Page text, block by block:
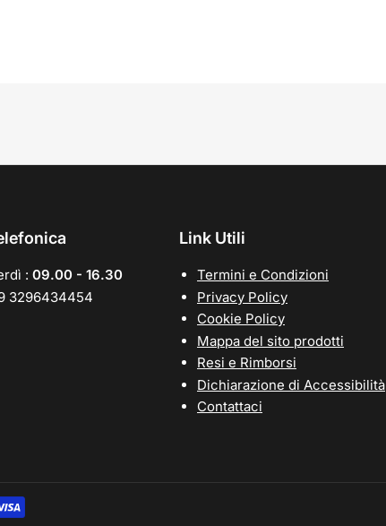
: 09.00 - 16.30
3296434454
Link Utili
Termini e Condizioni
Privacy Policy
Cookie Policy
Mappa del sito prodotti
Resi e Rimborsi
Dichiarazione di Accessibilità
Contattaci